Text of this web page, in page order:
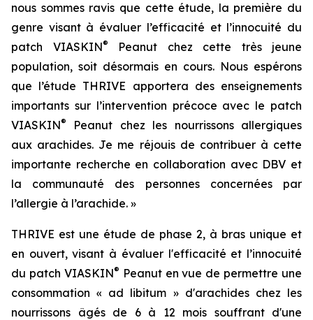
nous sommes ravis que cette étude, la première du
genre visant à évaluer l’efficacité et l’innocuité du
patch VIASKIN®
Peanut chez cette très jeune
population, soit désormais en cours. Nous espérons
que l’étude THRIVE apportera des enseignements
importants sur l’intervention précoce avec le patch
VIASKIN®
Peanut chez les nourrissons allergiques
aux arachides. Je me réjouis de contribuer à cette
importante recherche en collaboration avec DBV et
la communauté des personnes concernées par
l’allergie à l’arachide. »
THRIVE est une étude de phase 2, à bras unique et
en ouvert, visant à évaluer l'efficacité et l’innocuité
du patch VIASKIN® Peanut en vue de permettre une
consommation « ad libitum » d'arachides chez les
nourrissons âgés de 6 à 12 mois souffrant d'une